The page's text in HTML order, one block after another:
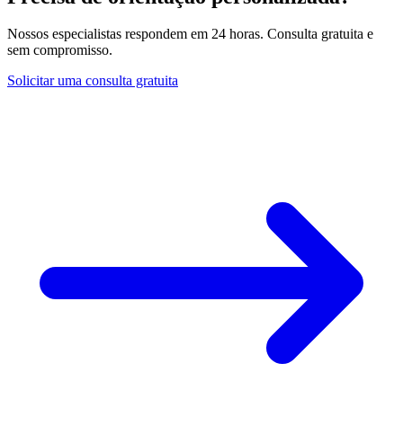
Nossos especialistas respondem em 24 horas. Consulta gratuita e
sem compromisso.
Solicitar uma consulta gratuita